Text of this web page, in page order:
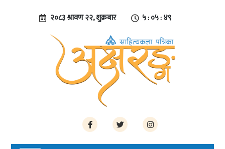
२०८३ श्रावण २२, शुक्रबार ५ : ०५ : ५०